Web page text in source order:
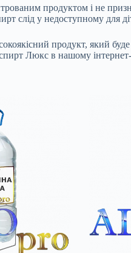
продуктом і не
слід у недоступному для
продукт, який буде
Люкс в нашому